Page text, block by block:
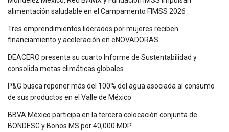
alimentación saludable en el Campamento FIMSS 2026
Tres emprendimientos liderados por mujeres reciben
financiamiento y aceleración en eNOVADORAS
DEACERO presenta su cuarto Informe de Sustentabilidad y
consolida metas climáticas globales
P&G busca reponer más del 100% del agua asociada al consumo
de sus productos en el Valle de México
BBVA México participa en la tercera colocación conjunta de
BONDESG y Bonos MS por 40,000 MDP